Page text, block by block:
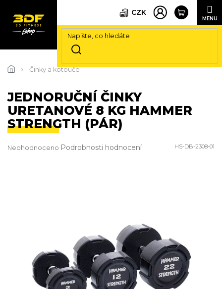
na
CZK
Činky a kotouče
JEDNORUČNÍ ČINKY
URETANOVÉ 8 KG HAMMER
STRENGTH (PÁR)
HS-DB-2308-01
Průměrné
Neohodnoceno Podrobnosti hodnocení